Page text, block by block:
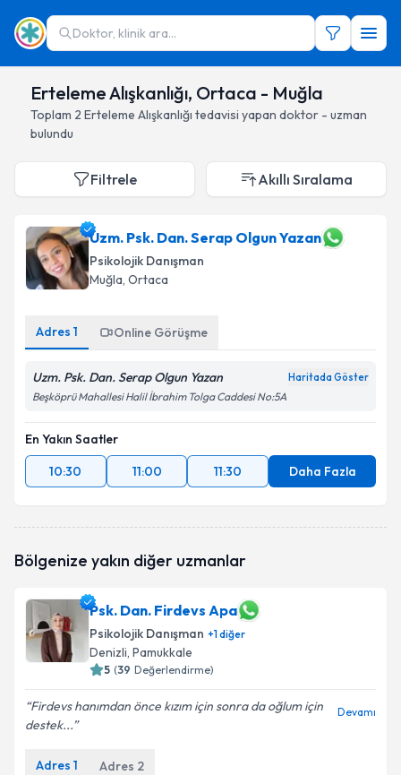
Doktor, klinik ara...
Erteleme Alışkanlığı, Ortaca - Muğla
Toplam 2 Erteleme Alışkanlığı tedavisi yapan doktor - uzman
bulundu
Filtrele Akıllı Sıralama
Uzm. Psk. Dan. Serap Olgun Yazan
Psikolojik Danışman
Muğla, Ortaca
Adres 1 Online Görüşme
Uzm. Psk. Dan. Serap Olgun Yazan Haritada Göster
Beşköprü Mahallesi Halil İbrahim Tolga Caddesi No:5A
En Yakın Saatler
10:30
11:00 11:30 Daha Fazla
Bölgenize yakın diğer uzmanlar
Psk. Dan. Firdevs Apa
Psikolojik Danışman +1diğer
Denizli, Pamukkale
5 (39 Değerlendirme)
Firdevs hanımdan önce kızım için sonra da oğlum için
destek...
Devamı
Adres 1 Adres 2